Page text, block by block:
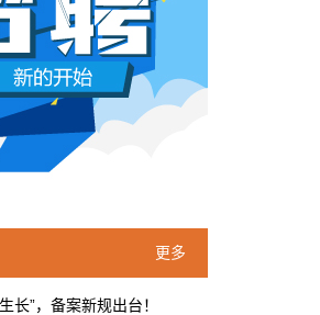
万部，占比超过95%。真人短
。你猜这95%的AI短剧，拿走
AI"，喊出了多少电影人
。
本网原创
本网原创
更多
长”，备案新规出台！